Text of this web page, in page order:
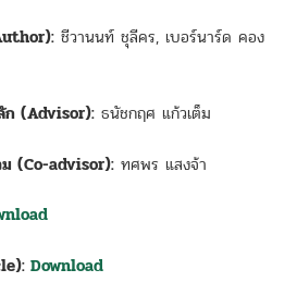
ชีวานนท์ ชุลีคร, เบอร์นาร์ด คอง
ก (Advisor): ธนัชกฤศ แก้วเต็ม
ม (Co-advisor): ทศพร แสงจ้า
Download